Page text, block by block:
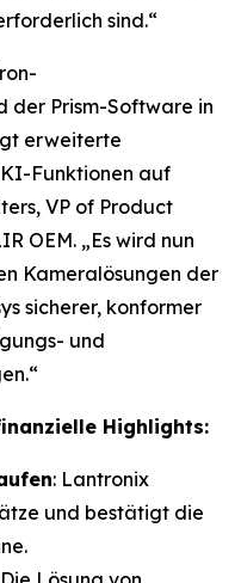
sind.“
der Prism-Software in
erweiterte
Funktionen auf
VP of Product
OEM. „Es wird nun
Kameralösungen der
sicherer, konformer
und
Highlights:
: Lantronix
und bestätigt die